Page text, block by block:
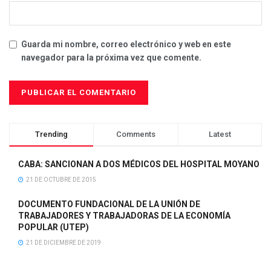
Guarda mi nombre, correo electrónico y web en este
navegador para la próxima vez que comente.
Trending Comments Latest
CABA: SANCIONAN A DOS MÉDICOS DEL HOSPITAL MOYANO
21 DE OCTUBRE DE 2015
DOCUMENTO FUNDACIONAL DE LA UNIÓN DE
TRABAJADORES Y TRABAJADORAS DE LA ECONOMÍA
POPULAR (UTEP)
21 DE DICIEMBRE DE 2019